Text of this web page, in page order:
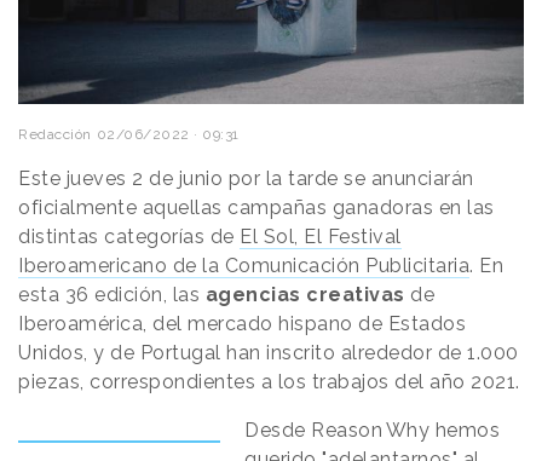
Redacción 02/06/2022 · 09:31
Este jueves 2 de junio por la tarde se anunciarán
oficialmente aquellas campañas ganadoras en las
distintas categorías de El Sol, El Festival
Iberoamericano de la Comunicación Publicitaria. En
esta 36 edición, las agencias creativas de
Iberoamérica, del mercado hispano de Estados
Unidos, y de Portugal han inscrito alrededor de 1.000
piezas, correspondientes a los trabajos del año 2021.
Desde Reason Why hemos